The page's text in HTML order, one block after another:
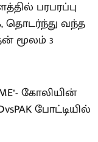
பரபரப்பு
தொடர்ந்து வந்த
மூலம் 3